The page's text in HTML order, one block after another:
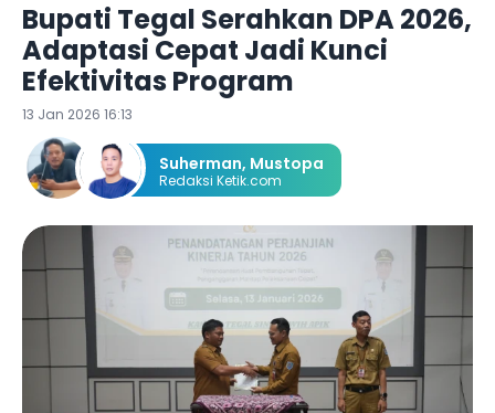
Bupati Tegal Serahkan DPA 2026,
Adaptasi Cepat Jadi Kunci
Efektivitas Program
13 Jan 2026 16:13
Suherman, Mustopa
Redaksi Ketik.com